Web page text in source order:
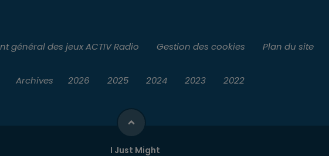
I Just Might
général des jeux ACTIV Radio Gestion des cookies Plan du site
Archives 2026 2025 2024 2023 2022